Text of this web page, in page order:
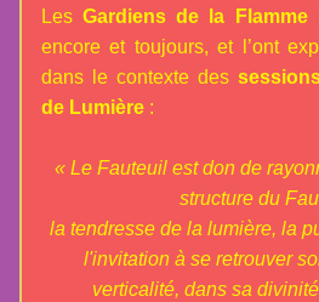
Les Gardiens de la Flamme
encore et toujours, et l’ont
dans le contexte des
de Lumière :
« Le Fauteuil est don de
structure du
la tendresse de la lumière, la
l'invitation à se retrouver
verticalité, dans sa